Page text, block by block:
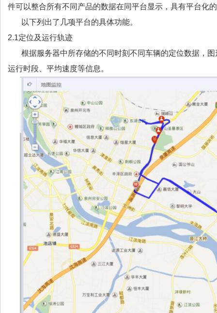
件可以整合所有不同产品的数据在同平台显示，具有平台化
以下列出了几项平台的具体功能。
2.1定位及运行轨迹
根据服务器中所存储的不同时刻不同车辆的定位数据，图
运行时段、平均速度等信息。